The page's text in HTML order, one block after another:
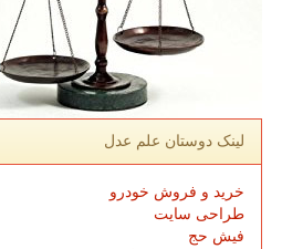
لینک دوستان علم عدل
خرید و فروش خودرو
طراحی سایت
فیش حج